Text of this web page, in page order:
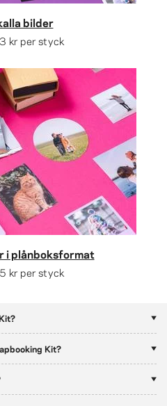
bilder
kr per styck
plånboksformat
kr per styck
Kit?